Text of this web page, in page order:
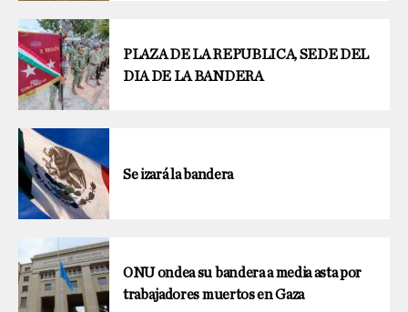
PLAZA DE LA REPUBLICA, SEDE DEL
DIA DE LA BANDERA
Se izará la bandera
ONU ondea su bandera a media asta por
trabajadores muertos en Gaza